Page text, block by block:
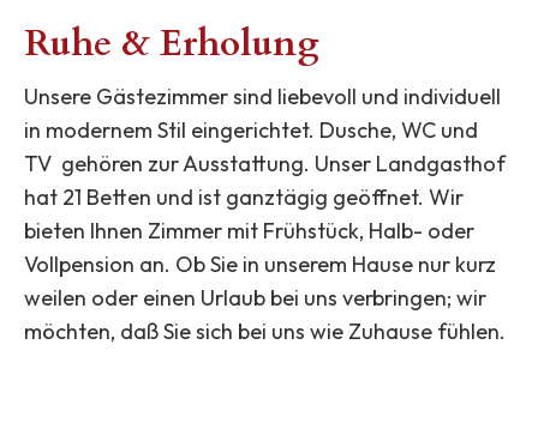
Ruhe & Erholung
Unsere Gästezimmer sind liebevoll und individuell
in modernem Stil eingerichtet. Dusche, WC und
TV gehören zur Ausstattung. Unser Landgasthof
hat 21 Betten und ist ganztägig geöffnet. Wir
bieten Ihnen Zimmer mit Frühstück, Halb- oder
Vollpension an. Ob Sie in unserem Hause nur kurz
weilen oder einen Urlaub bei uns verbringen; wir
möchten, daß Sie sich bei uns wie Zuhause fühlen.